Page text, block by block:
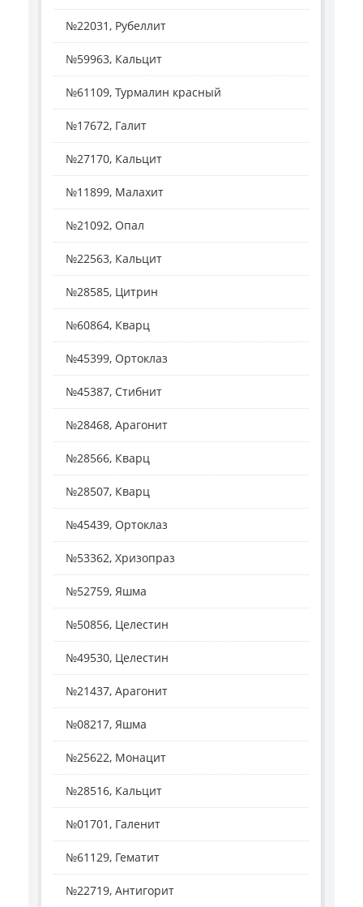
№22031, Рубеллит
№59963, Кальцит
№61109, Турмалин красный
№17672, Галит
№27170, Кальцит
№11899, Малахит
№21092, Опал
№22563, Кальцит
№28585, Цитрин
№60864, Кварц
№45399, Ортоклаз
№45387, Стибнит
№28468, Арагонит
№28566, Кварц
№28507, Кварц
№45439, Ортоклаз
№53362, Хризопраз
№52759, Яшма
№50856, Целестин
№49530, Целестин
№21437, Арагонит
№08217, Яшма
№25622, Монацит
№28516, Кальцит
№01701, Галенит
№61129, Гематит
№22719, Антигорит